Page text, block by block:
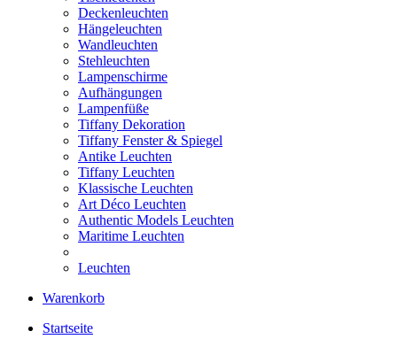
Deckenleuchten
Hängeleuchten
Wandleuchten
Stehleuchten
Lampenschirme
Aufhängungen
Lampenfüße
Tiffany Dekoration
Tiffany Fenster & Spiegel
Antike Leuchten
Tiffany Leuchten
Klassische Leuchten
Art Déco Leuchten
Authentic Models Leuchten
Maritime Leuchten
Leuchten
Warenkorb
Startseite